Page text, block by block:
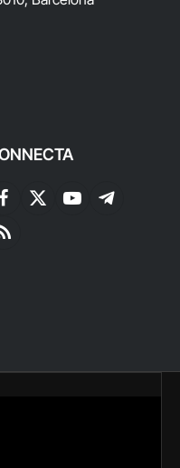
Facebook
X
YouTubeTelegram
RSS